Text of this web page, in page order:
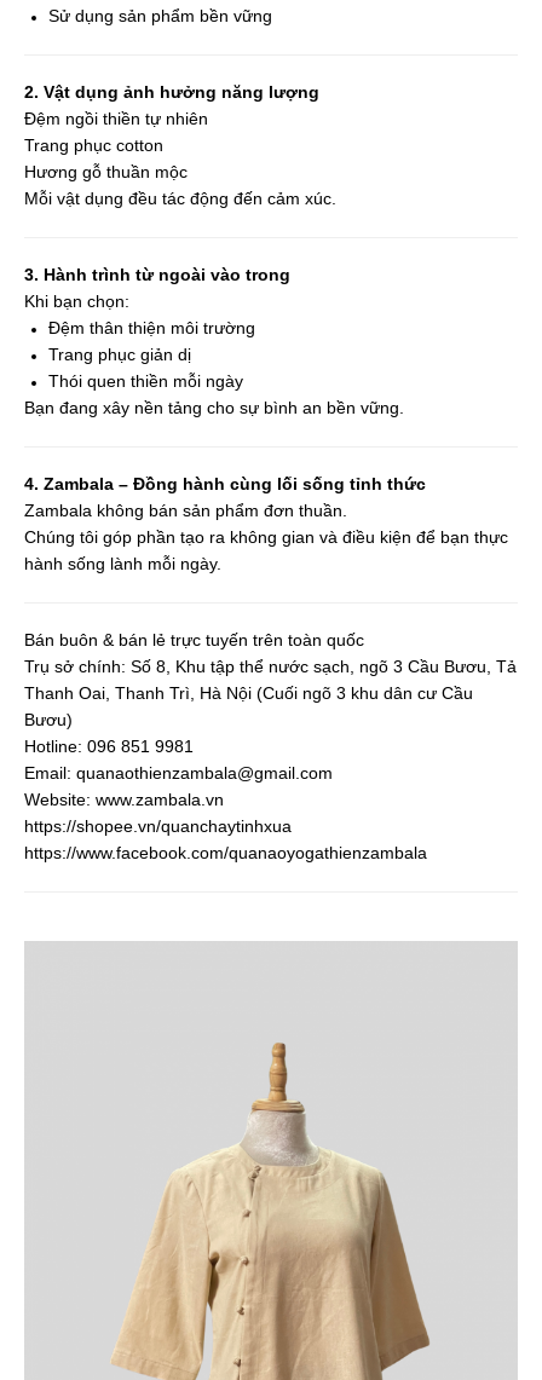
Sử dụng sản phẩm bền vững
2. Vật dụng ảnh hưởng năng lượng
Đệm ngồi thiền tự nhiên
Trang phục cotton
Hương gỗ thuần mộc
Mỗi vật dụng đều tác động đến cảm xúc.
3. Hành trình từ ngoài vào trong
Khi bạn chọn:
Đệm thân thiện môi trường
Trang phục giản dị
Thói quen thiền mỗi ngày
Bạn đang xây nền tảng cho sự bình an bền vững.
4. Zambala – Đồng hành cùng lối sống tỉnh thức
Zambala không bán sản phẩm đơn thuần.
Chúng tôi góp phần tạo ra không gian và điều kiện để bạn thực
hành sống lành mỗi ngày.
Bán buôn & bán lẻ trực tuyến trên toàn quốc
Trụ sở chính: Số 8, Khu tập thể nước sạch, ngõ 3 Cầu Bươu, Tả
Thanh Oai, Thanh Trì, Hà Nội (Cuối ngõ 3 khu dân cư Cầu
Bươu)
Hotline: 096 851 9981
Email: quanaothienzambala@gmail.com
Website: www.zambala.vn
https://shopee.vn/quanchaytinhxua
https://www.facebook.com/quanaoyogathienzambala